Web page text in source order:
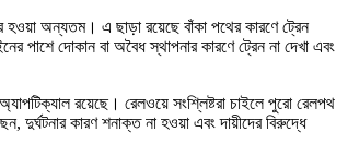
হওয়া অন্যতম। এ ছাড়া রয়েছে বাঁকা পথের কারণে ট্রেন
পাশে দোকান বা অবৈধ স্থাপনার কারণে ট্রেন না দেখা এবং
রয়েছে। রেলওয়ে সংশ্লিষ্টরা চাইলে পুরো রেলপথ
কারণ শনাক্ত না হওয়া এবং দায়ীদের বিরুদ্ধে